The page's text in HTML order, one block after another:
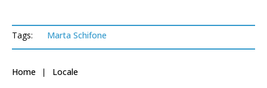
Tags: Marta Schifone
Home Locale